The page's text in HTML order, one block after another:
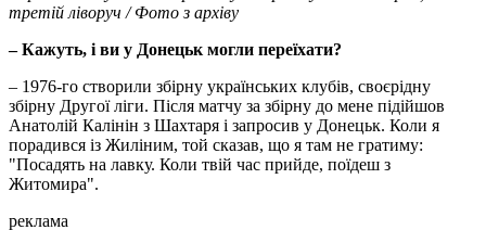
третій ліворуч / Фото з архіву
– Кажуть, і ви у Донецьк могли переїхати?
– 1976-го створили збірну українських клубів, своєрідну
збірну Другої ліги. Після матчу за збірну до мене підійшов
Анатолій Калінін з Шахтаря і запросив у Донецьк. Коли я
порадився із Жиліним, той сказав, що я там не гратиму:
"Посадять на лавку. Коли твій час прийде, поїдеш з
Житомира".
реклама